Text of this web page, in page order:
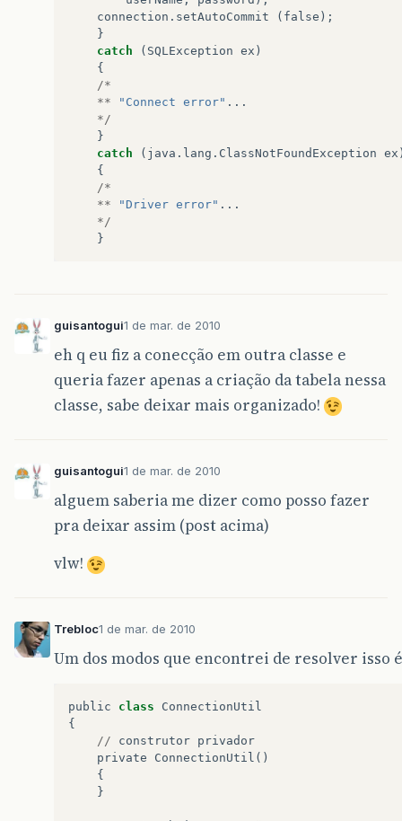
connection . setAutoCommit ( false );
}
catch
( SQLException ex )
{
/*
**
"Connect error" ...
*/
}
catch
( java . lang . ClassNotFoundException ex
{
/*
**
"Driver error" ...
*/
}
guisantogui1 de mar. de 2010
eh q eu fiz a conecção em outra classe e
queria fazer apenas a criação da tabela nessa
classe, sabe deixar mais organizado!
guisantogui1 de mar. de 2010
alguem saberia me dizer como posso fazer
pra deixar assim (post acima)
vlw!
Trebloc1 de mar. de 2010
Um dos modos que encontrei de resolver isso
public class
ConnectionUtil
{
//
construtor privador
private
ConnectionUtil ()
{
}